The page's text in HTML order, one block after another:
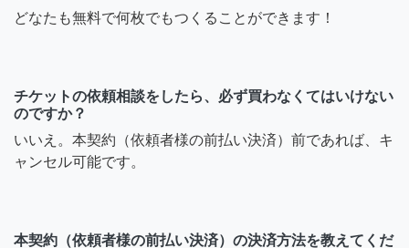
どなたも無料で何枚でもつくることができます！
チケットの依頼相談をしたら、必ず買わなくてはいけない
のですか？
いいえ。本契約（依頼者様の前払い決済）前であれば、キ
ャンセル可能です。
本契約（依頼者様の前払い決済）の決済方法を教えてくだ